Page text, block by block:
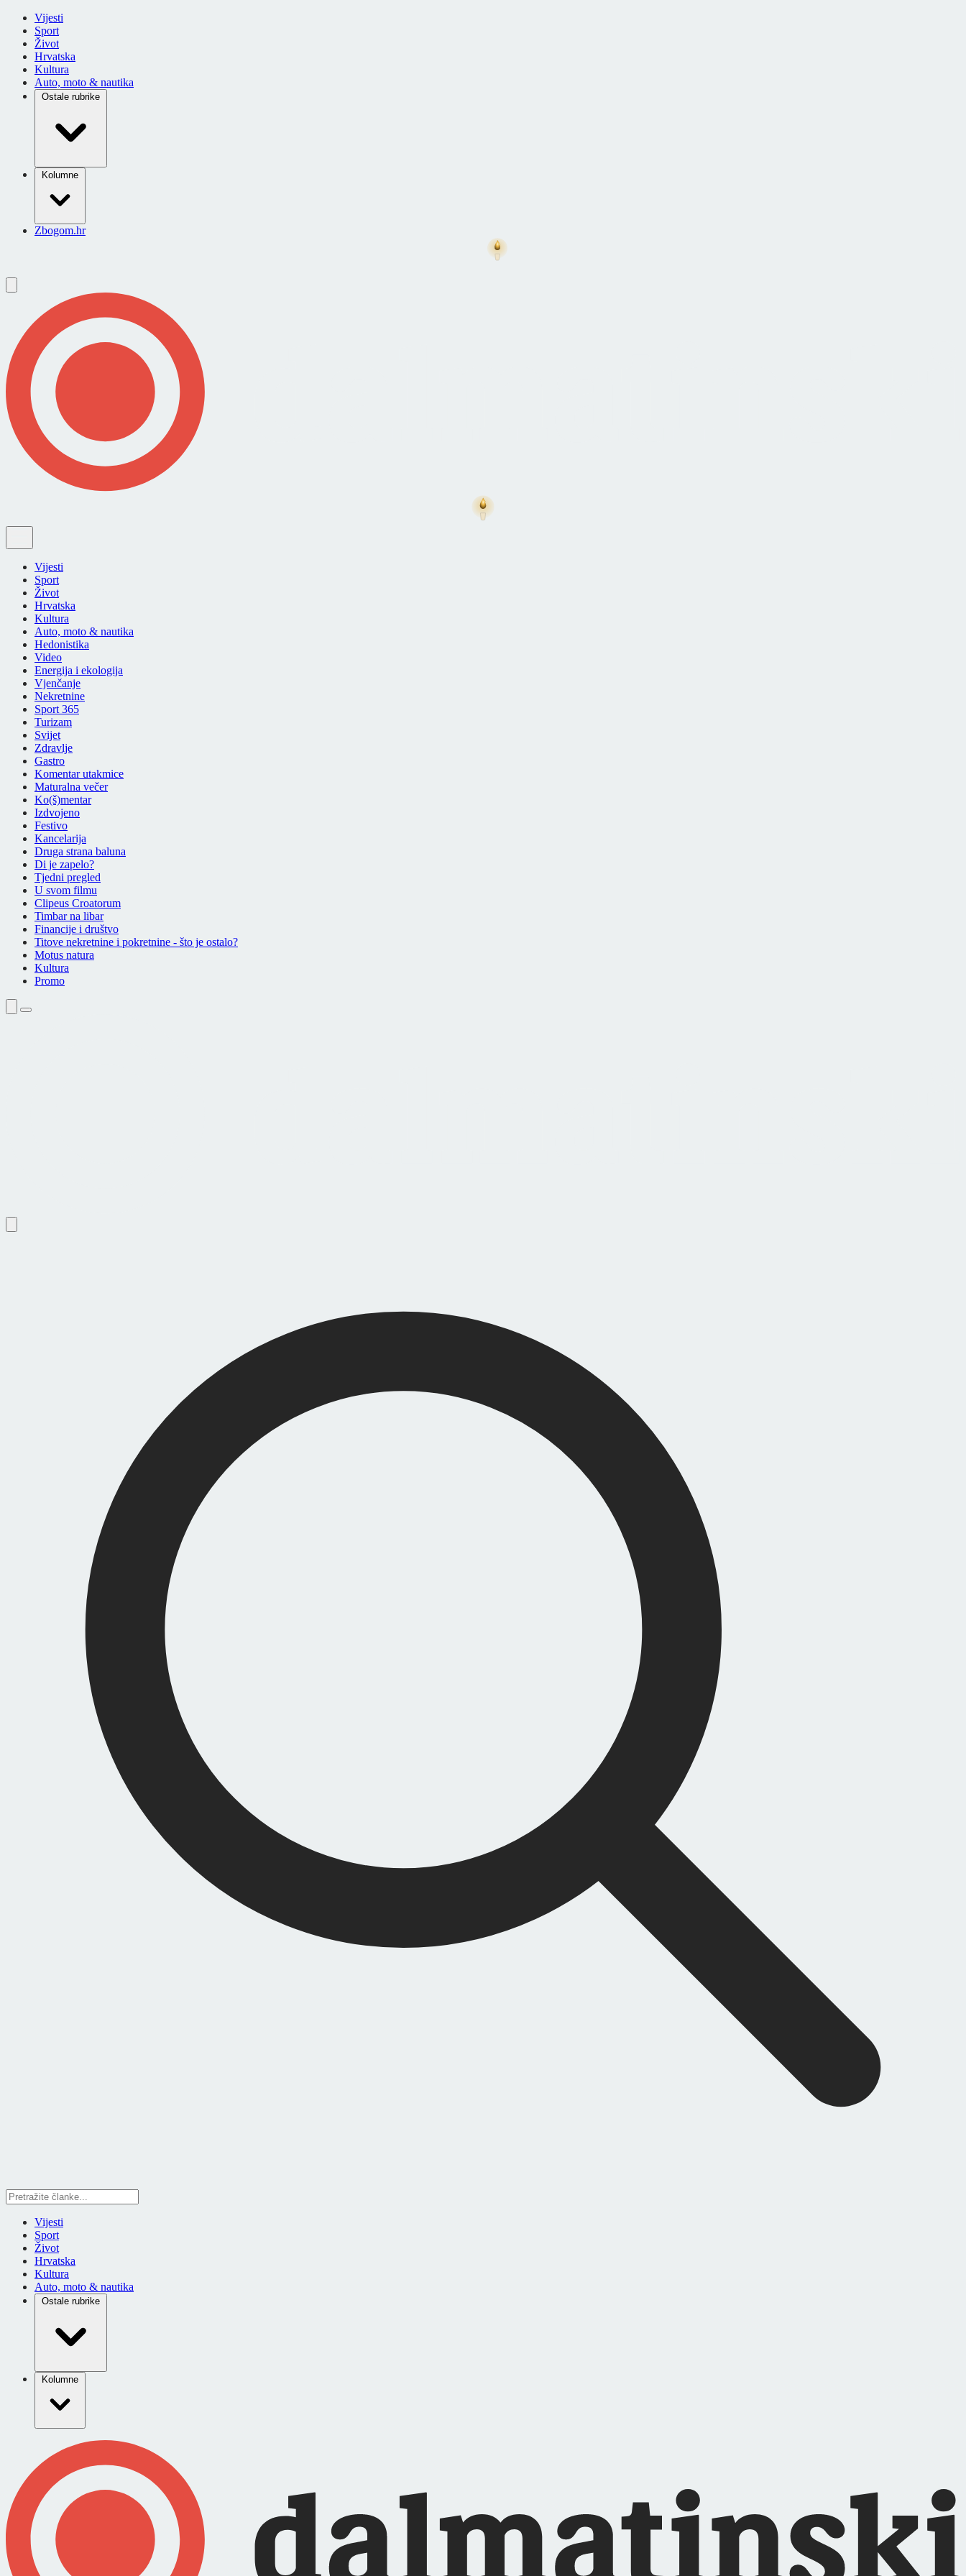
Vijesti
Sport
Život
Hrvatska
Kultura
Auto, moto & nautika
Ostale rubrike
Kolumne
Zbogom.hr
Vijesti
Sport
Život
Hrvatska
Kultura
Auto, moto & nautika
Hedonistika
Video
Energija i ekologija
Vjenčanje
Nekretnine
Sport 365
Turizam
Svijet
Zdravlje
Gastro
Komentar utakmice
Maturalna večer
Ko(š)mentar
Izdvojeno
Festivo
Kancelarija
Druga strana baluna
Di je zapelo?
Tjedni pregled
U svom filmu
Clipeus Croatorum
Timbar na libar
Financije i društvo
Titove nekretnine i pokretnine - što je ostalo?
Motus natura
Kultura
Promo
Vijesti
Sport
Život
Hrvatska
Kultura
Auto, moto & nautika
Ostale rubrike
Kolumne